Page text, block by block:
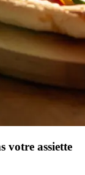
votre assiette